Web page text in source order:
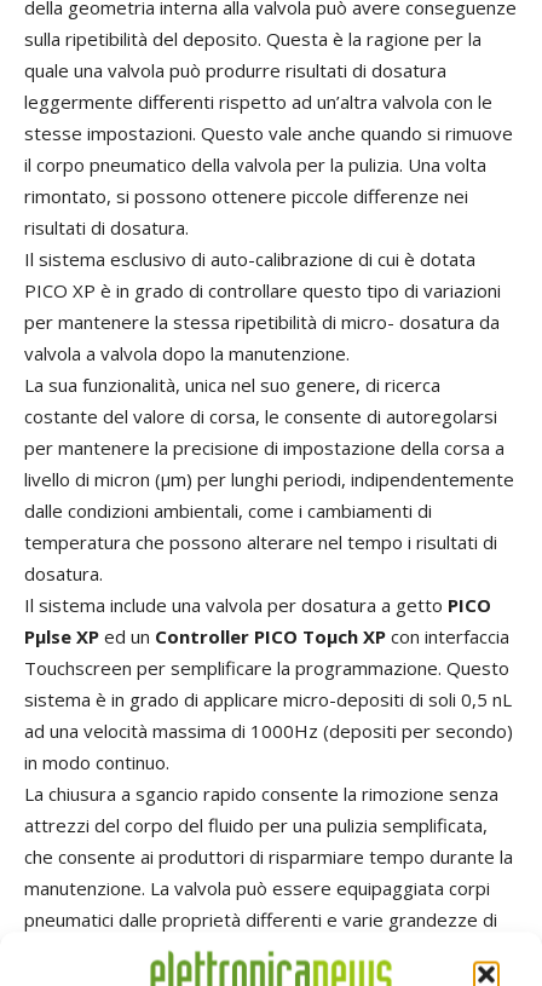
della geometria interna alla valvola può avere conseguenze
sulla ripetibilità del deposito. Questa è la ragione per la
quale una valvola può produrre risultati di dosatura
leggermente differenti rispetto ad un’altra valvola con le
stesse impostazioni. Questo vale anche quando si rimuove
il corpo pneumatico della valvola per la pulizia. Una volta
rimontato, si possono ottenere piccole differenze nei
risultati di dosatura.
Il sistema esclusivo di auto-calibrazione di cui è dotata
PICO XP è in grado di controllare questo tipo di variazioni
per mantenere la stessa ripetibilità di micro- dosatura da
valvola a valvola dopo la manutenzione.
La sua funzionalità, unica nel suo genere, di ricerca
costante del valore di corsa, le consente di autoregolarsi
per mantenere la precisione di impostazione della corsa a
livello di micron (µm) per lunghi periodi, indipendentemente
dalle condizioni ambientali, come i cambiamenti di
temperatura che possono alterare nel tempo i risultati di
dosatura.
Il sistema include una valvola per dosatura a getto PICO
Pµlse XP ed un Controller PICO Toµch XP con interfaccia
Touchscreen per semplificare la programmazione. Questo
sistema è in grado di applicare micro-depositi di soli 0,5 nL
ad una velocità massima di 1000Hz (depositi per secondo)
in modo continuo.
La chiusura a sgancio rapido consente la rimozione senza
attrezzi del corpo del fluido per una pulizia semplificata,
che consente ai produttori di risparmiare tempo durante la
manutenzione. La valvola può essere equipaggiata corpi
pneumatici dalle proprietà differenti e varie grandezze di
orifizio, per venire incontro alle esigenze di versatilità dei